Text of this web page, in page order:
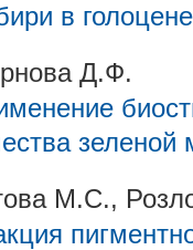
в голоцене
Д.Ф.
зеленой
М.С.,